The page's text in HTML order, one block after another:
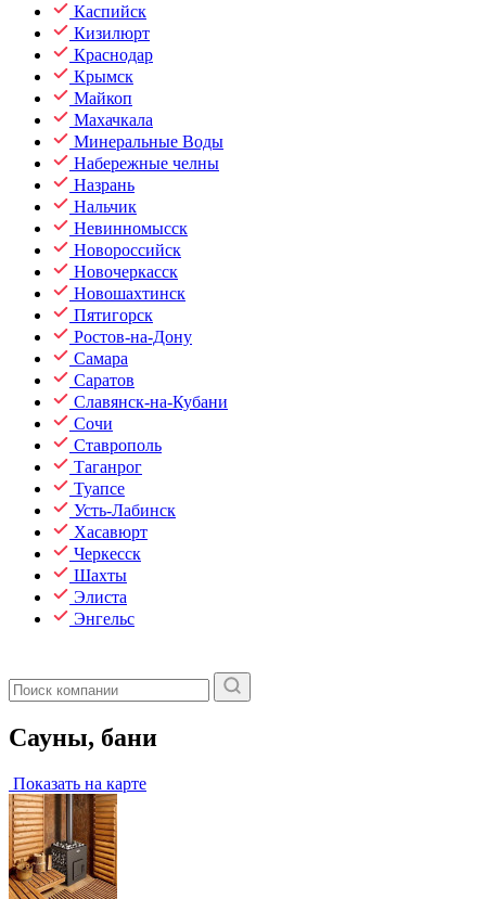
Каспийск
Кизилюрт
Краснодар
Крымск
Майкоп
Махачкала
Минеральные Воды
Набережные челны
Назрань
Нальчик
Невинномысск
Новороссийск
Новочеркасск
Новошахтинск
Пятигорск
Ростов-на-Дону
Самара
Саратов
Славянск-на-Кубани
Сочи
Ставрополь
Таганрог
Туапсе
Усть-Лабинск
Хасавюрт
Черкесск
Шахты
Элиста
Энгельс
Сауны, бани
Показать на карте